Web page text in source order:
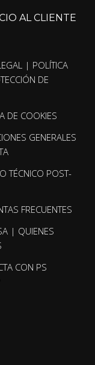
AL CLIENTE
| POLÍTICA
DE
DE COOKIES
GENERALES
TÉCNICO POST-
FRECUENTES
| QUIENES
CON PS